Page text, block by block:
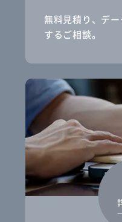
無料見積り、デ
するご相談。